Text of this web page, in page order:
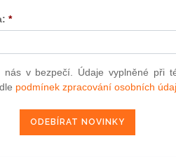
253
*
v bezpečí. Údaje vyplněné při
podmínek zpracování osobních